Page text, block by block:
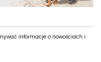
informacje o nowościach i